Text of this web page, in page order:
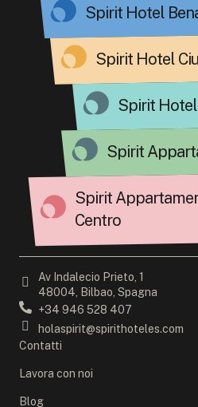
Spirit Hotel
Spirit Hotel
Spirit
Spirit
Spirit
Centro
Av Indalecio Prieto, 1
48004, Bilbao, Spagna
+34 946 528 407
holaspirit@spirithoteles.com
Contatti
Lavora con noi
Blog